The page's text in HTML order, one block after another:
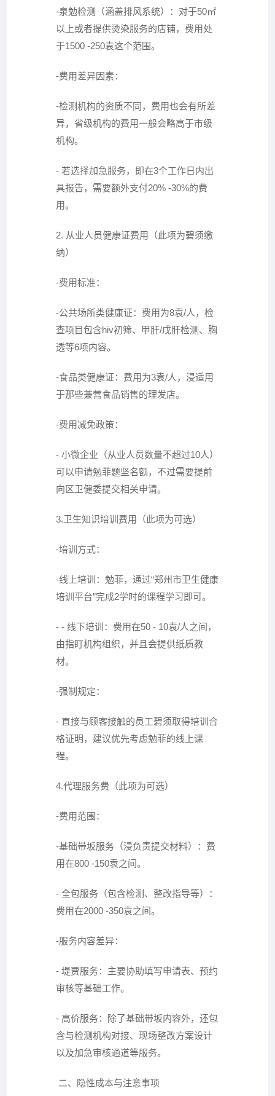
-泉勉检测（涵盖排风系统）：对于50㎡
以上或者提供烫染服务的店铺，费用处
于1500 -250袁这个范围。
-费用差异因素：
-检测机构的资质不同，费用也会有所差
异，省级机构的费用一般会略高于市级
机构。
- 若选择加急服务，即在3个工作日内出
具报告，需要额外支付20% -30%的费
用。
2. 从业人员健康证费用（此项为碧须缴
纳）
-费用标准：
-公共场所类健康证：费用为8袁/人，检
查项目包含hiv初筛、甲肝/戊肝检测、胸
透等6项内容。
-食品类健康证：费用为3袁/人，浸适用
于那些兼营食品销售的理发店。
-费用减免政策：
- 小微企业（从业人员数量不超过10人）
可以申请勉菲题坚名额，不过需要提前
向区卫健委提交相关申请。
3.卫生知识培训费用（此项为可选）
-培训方式：
-线上培训：勉菲，通过“郑州市卫生健康
培训平台”完成2学时的课程学习即可。
- - 线下培训：费用在50 - 10袁/人之间，
由指盯机构组织，并且会提供纸质教
材。
-强制规定：
- 直接与顾客接触的员工碧须取得培训合
格证明，建议优先考虑勉菲的线上课
程。
4.代理服务费（此项为可选）
-费用范围：
-基础带坂服务（浸负责提交材料）：费
用在800 -150袁之间。
- 全包服务（包含检测、整改指导等）：
费用在2000 -350袁之间。
-服务内容差异：
- 堤贾服务：主要协助填写申请表、预约
审核等基础工作。
- 高价服务：除了基础带坂内容外，还包
含与检测机构对接、现场整改方案设计
以及加急审核通道等服务。
二、隐性成本与注意事项